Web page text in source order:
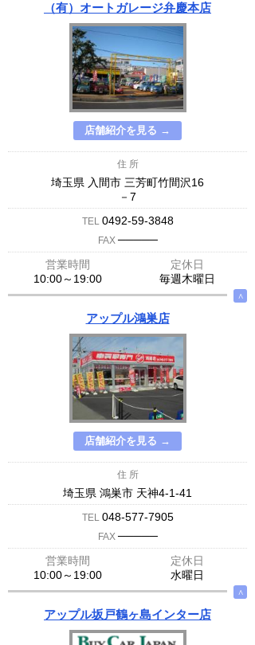
（有）オートガレージ弁慶本店
店舗紹介を見る →
住 所
埼玉県 入間市 三芳町竹間沢16
－7
TEL 0492-59-3848
FAX ─────
営業時間
定休日
10:00～19:00
毎週木曜日
∧
アップル鴻巣店
店舗紹介を見る →
住 所
埼玉県 鴻巣市 天神4-1-41
TEL 048-577-7905
FAX ─────
営業時間
定休日
10:00～19:00
水曜日
∧
アップル坂戸鶴ヶ島インター店